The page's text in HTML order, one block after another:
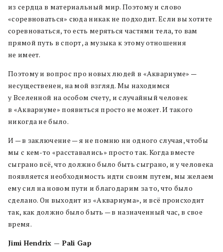
из сердца в материальный мир. Поэтому и слово
«соревноваться» сюда никак не подходит. Если вы хотите
соревноваться, то есть меряться частями тела, то вам
прямой путь в спорт, а музыка к этому отношения
не имеет.
Поэтому и вопрос про новых людей в «Аквариуме» —
несущественен, на мой взгляд. Мы находимся
у Вселенной на особом счету, и случайный человек
в «Аквариуме» появиться просто не может. И такого
никогда не было.
И — в заключение — я не помню ни одного случая, чтобы
мы с кем-то «расставались» просто так. Когда вместе
сыграно всё, что должно было быть сыграно, и у человека
появляется необходимость идти своим путем, мы желаем
ему сил на новом пути и благодарим за то, что было
сделано. Он выходит из «Аквариума», и всё происходит
так, как должно было быть — в назначенный час, в свое
время.
Jimi Hendrix — Pali Gap